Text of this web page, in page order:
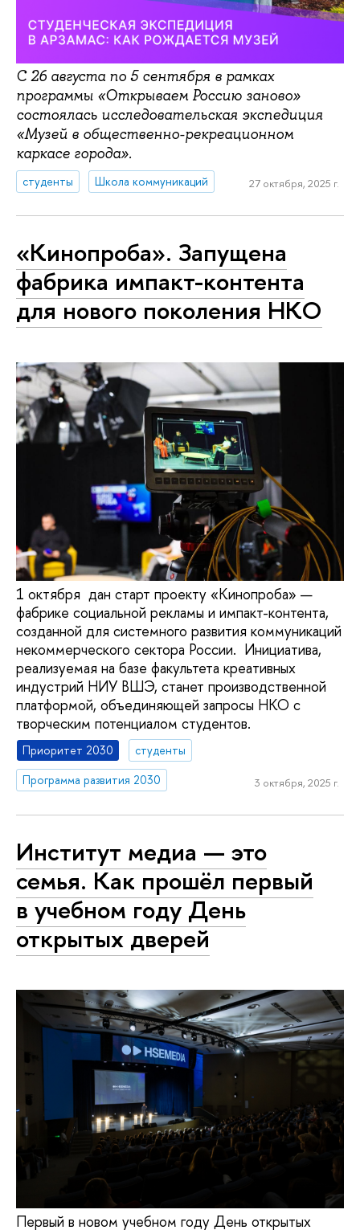
С 26 августа по 5 сентября в рамках
программы «Открываем Россию заново»
состоялась исследовательская экспедиция
«Музей в общественно-рекреационном
каркасе города».
студенты Школа коммуникаций 27 октября, 2025 г.
«Кинопроба». Запущена
фабрика импакт-контента
для нового поколения НКО
1 октября дан старт проекту «Кинопроба» —
фабрике социальной рекламы и импакт-контента,
созданной для системного развития коммуникаций
некоммерческого сектора России. Инициатива,
реализуемая на базе факультета креативных
индустрий НИУ ВШЭ, станет производственной
платформой, объединяющей запросы НКО с
творческим потенциалом студентов.
Приоритет 2030
студенты
Программа развития 2030
3 октября, 2025 г.
Институт медиа — это
семья. Как прошёл первый
в учебном году День
открытых дверей
Первый в новом учебном году День открытых